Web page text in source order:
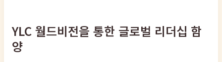
YLC 월드비전을 통한 글로벌 리더십 함
양